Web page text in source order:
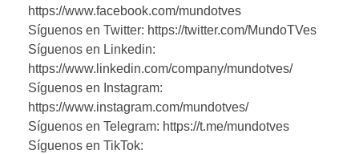
https://www.facebook.com/mundotves
Síguenos en Twitter: https://twitter.com/MundoTVes
Síguenos en Linkedin:
https://www.linkedin.com/company/mundotves/
Síguenos en Instagram:
https://www.instagram.com/mundotves/
Síguenos en Telegram: https://t.me/mundotves
Síguenos en TikTok: